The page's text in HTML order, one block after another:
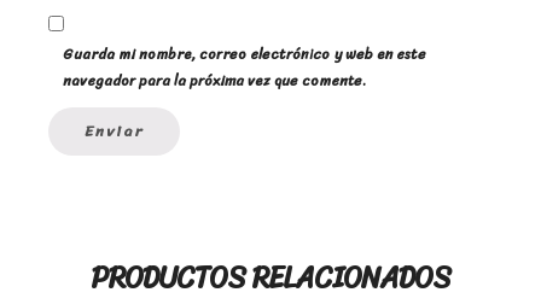
Guarda mi nombre, correo electrónico y web en este
navegador para la próxima vez que comente.
PRODUCTOS RELACIONADOS